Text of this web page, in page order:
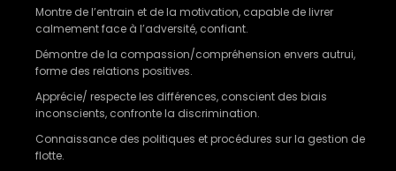
Montre de l’entrain et de la motivation, capable de livrer
calmement face à l’adversité, confiant.
Démontre de la compassion/compréhension envers autrui,
forme des relations positives.
Apprécie/ respecte les différences, conscient des biais
inconscients, confronte la discrimination.
Connaissance des politiques et procédures sur la gestion de
flotte.